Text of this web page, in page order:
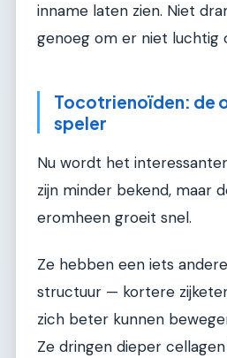
inname laten zien. Niet
genoeg om er niet luchtig
Tocotrienoïden: de
speler
Nu wordt het
zijn minder bekend, maar
eromheen groeit snel.
Ze hebben een iets
structuur — kortere
zich beter kunnen
Ze dringen dieper